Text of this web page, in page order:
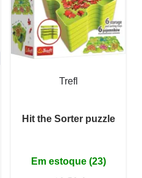
Trefl
Hit the Sorter puzzle
Em estoque (23)